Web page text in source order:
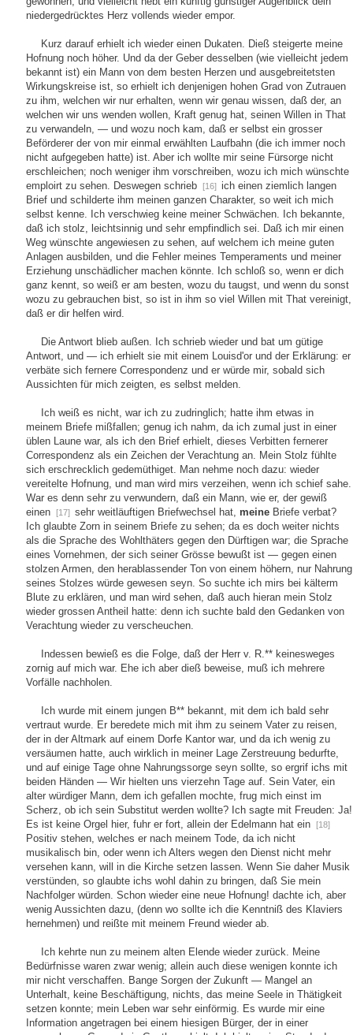
niedergedrücktes Herz vollends wieder empor.
Kurz darauf erhielt ich wieder einen Dukaten. Dieß steigerte meine
Hofnung noch höher. Und da der Geber desselben (wie vielleicht jedem
bekannt ist) ein Mann von dem besten Herzen und ausgebreitetsten
Wirkungskreise ist, so erhielt ich denjenigen hohen Grad von Zutrauen
zu ihm, welchen wir nur erhalten, wenn wir genau wissen, daß der, an
welchen wir uns wenden wollen, Kraft genug hat, seinen Willen in That
zu verwandeln, — und wozu noch kam, daß er selbst ein grosser
Beförderer der von mir einmal erwählten Laufbahn (die ich immer noch
nicht aufgegeben hatte) ist. Aber ich wollte mir seine Fürsorge nicht
erschleichen; noch weniger ihm vorschreiben, wozu ich mich wünschte
emploirt zu sehen. Deswegen schrieb
[16] ich einen ziemlich langen
Brief und schilderte ihm meinen ganzen Charakter, so weit ich mich
selbst kenne. Ich verschwieg keine meiner Schwächen. Ich bekannte,
daß ich stolz, leichtsinnig und sehr empfindlich sei. Daß ich mir einen
Weg wünschte angewiesen zu sehen, auf welchem ich meine guten
Anlagen ausbilden, und die Fehler meines Temperaments und meiner
Erziehung unschädlicher machen könnte. Ich schloß so, wenn er dich
ganz kennt, so weiß er am besten, wozu du taugst, und wenn du sonst
wozu zu gebrauchen bist, so ist in ihm so viel Willen mit That vereinigt,
daß er dir helfen wird.
Die Antwort blieb außen. Ich schrieb wieder und bat um gütige
Antwort, und — ich erhielt sie mit einem Louisd'or und der Erklärung: er
verbäte sich fernere Correspondenz und er würde mir, sobald sich
Aussichten für mich zeigten, es selbst melden.
Ich weiß es nicht, war ich zu zudringlich; hatte ihm etwas in
meinem Briefe mißfallen; genug ich nahm, da ich zumal just in einer
üblen Laune war, als ich den Brief erhielt, dieses Verbitten fernerer
Correspondenz als ein Zeichen der Verachtung an. Mein Stolz fühlte
sich erschrecklich gedemüthiget. Man nehme noch dazu: wieder
vereitelte Hofnung, und man wird mirs verzeihen, wenn ich schief sahe.
War es denn sehr zu verwundern, daß ein Mann, wie er, der gewiß
einen
[17] sehr weitläuftigen Briefwechsel hat, meine Briefe verbat?
Ich glaubte Zorn in seinem Briefe zu sehen; da es doch weiter nichts
als die Sprache des Wohlthäters gegen den Dürftigen war; die Sprache
eines Vornehmen, der sich seiner Grösse bewußt ist — gegen einen
stolzen Armen, den herablassender Ton von einem höhern, nur Nahrung
seines Stolzes würde gewesen seyn. So suchte ich mirs bei kälterm
Blute zu erklären, und man wird sehen, daß auch hieran mein Stolz
wieder grossen Antheil hatte: denn ich suchte bald den Gedanken von
Verachtung wieder zu verscheuchen.
Indessen bewieß es die Folge, daß der Herr v. R.** keinesweges
zornig auf mich war. Ehe ich aber dieß beweise, muß ich mehrere
Vorfälle nachholen.
Ich wurde mit einem jungen B** bekannt, mit dem ich bald sehr
vertraut wurde. Er beredete mich mit ihm zu seinem Vater zu reisen,
der in der Altmark auf einem Dorfe Kantor war, und da ich wenig zu
versäumen hatte, auch wirklich in meiner Lage Zerstreuung bedurfte,
und auf einige Tage ohne Nahrungssorge seyn sollte, so ergrif ichs mit
beiden Händen — Wir hielten uns vierzehn Tage auf. Sein Vater, ein
alter würdiger Mann, dem ich gefallen mochte, frug mich einst im
Scherz, ob ich sein Substitut werden wollte? Ich sagte mit Freuden: Ja!
Es ist keine Orgel hier, fuhr er fort, allein der Edelmann hat ein
[18]
Positiv stehen, welches er nach meinem Tode, da ich nicht
musikalisch bin, oder wenn ich Alters wegen den Dienst nicht mehr
versehen kann, will in die Kirche setzen lassen. Wenn Sie daher Musik
verstünden, so glaubte ichs wohl dahin zu bringen, daß Sie mein
Nachfolger würden. Schon wieder eine neue Hofnung! dachte ich, aber
wenig Aussichten dazu, (denn wo sollte ich die Kenntniß des Klaviers
hernehmen) und reißte mit meinem Freund wieder ab.
Ich kehrte nun zu meinem alten Elende wieder zurück. Meine
Bedürfnisse waren zwar wenig; allein auch diese wenigen konnte ich
mir nicht verschaffen. Bange Sorgen der Zukunft — Mangel an
Unterhalt, keine Beschäftigung, nichts, das meine Seele in Thätigkeit
setzen konnte; mein Leben war sehr einförmig. Es wurde mir eine
Information angetragen bei einem hiesigen Bürger, der in einer